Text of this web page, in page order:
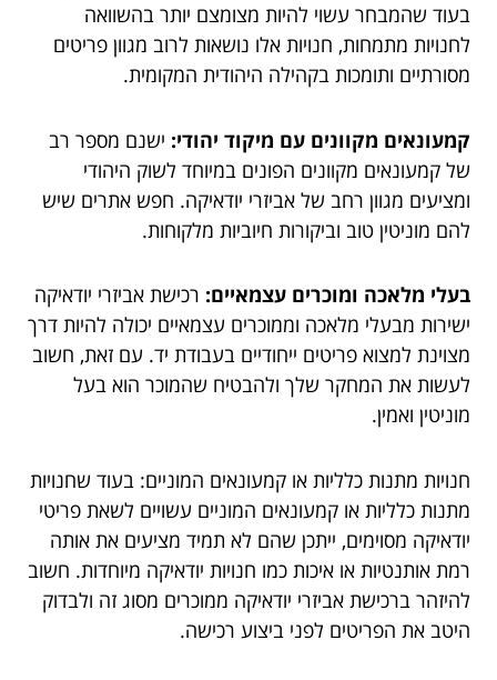
בעוד שהמבחר עשוי להיות מצומצם יותר בהשוואה
לחנויות מתמחות, חנויות אלו נושאות לרוב מגוון פריטים
מסורתיים ותומכות בקהילה היהודית המקומית.
קמעונאים מקוונים עם מיקוד יהודי: ישנם מספר רב
של קמעונאים מקוונים הפונים במיוחד לשוק היהודי
ומציעים מגוון רחב של אביזרי יודאיקה. חפש אתרים שיש
להם מוניטין טוב וביקורות חיוביות מלקוחות.
בעלי מלאכה ומוכרים עצמאיים: רכישת אביזרי יודאיקה
ישירות מבעלי מלאכה וממוכרים עצמאיים יכולה להיות דרך
מצוינת למצוא פריטים ייחודיים בעבודת יד. עם זאת, חשוב
לעשות את המחקר שלך ולהבטיח שהמוכר הוא בעל
מוניטין ואמין.
חנויות מתנות כלליות או קמעונאים המוניים: בעוד שחנויות
מתנות כלליות או קמעונאים המוניים עשויים לשאת פריטי
יודאיקה מסוימים, ייתכן שהם לא תמיד מציעים את אותה
רמת אותנטיות או איכות כמו חנויות יודאיקה מיוחדות. חשוב
להיזהר ברכישת אביזרי יודאיקה ממוכרים מסוג זה ולבדוק
היטב את הפריטים לפני ביצוע רכישה.